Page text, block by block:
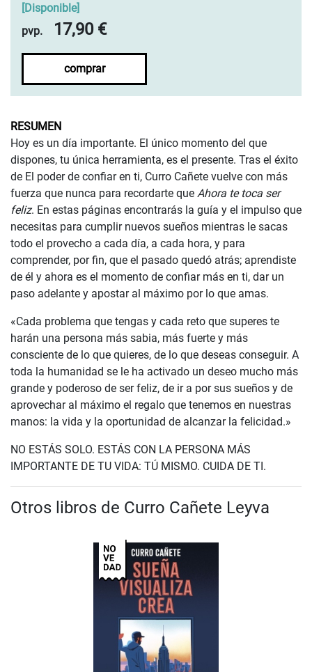
[Disponible]
pvp.
17,90 €
comprar
RESUMEN
Hoy es un día importante. El único momento del que
dispones, tu única herramienta, es el presente. Tras el éxito
de El poder de confiar en ti, Curro Cañete vuelve con más
fuerza que nunca para recordarte que Ahora te toca ser
feliz. En estas páginas encontrarás la guía y el impulso que
necesitas para cumplir nuevos sueños mientras le sacas
todo el provecho a cada día, a cada hora, y para
comprender, por fin, que el pasado quedó atrás; aprendiste
de él y ahora es el momento de confiar más en ti, dar un
paso adelante y apostar al máximo por lo que amas.
«Cada problema que tengas y cada reto que superes te
harán una persona más sabia, más fuerte y más
consciente de lo que quieres, de lo que deseas conseguir. A
toda la humanidad se le ha activado un deseo mucho más
grande y poderoso de ser feliz, de ir a por sus sueños y de
aprovechar al máximo el regalo que tenemos en nuestras
manos: la vida y la oportunidad de alcanzar la felicidad.»
NO ESTÁS SOLO. ESTÁS CON LA PERSONA MÁS
IMPORTANTE DE TU VIDA: TÚ MISMO. CUIDA DE TI.
Otros libros de Curro Cañete Leyva